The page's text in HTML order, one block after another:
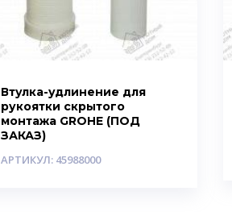
Втулка-удлинение для
рукоятки скрытого
монтажа GROHE (ПОД
ЗАКАЗ)
АРТИКУЛ: 45988000